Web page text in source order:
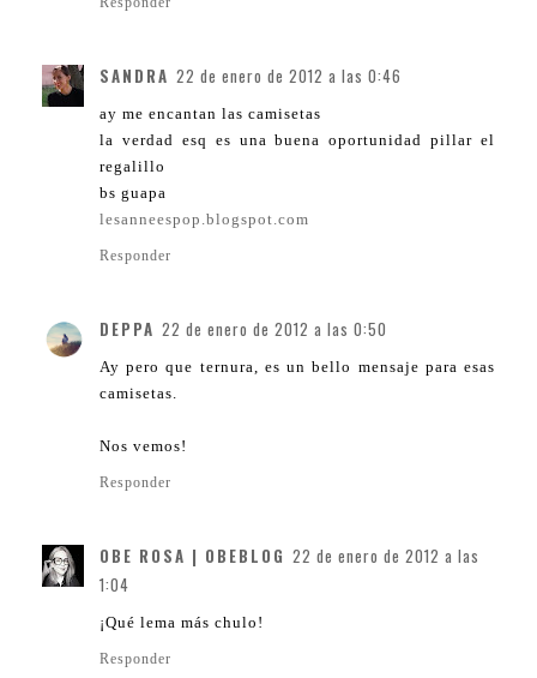
SANDRA 22 de enero de 2012 a las 0:46
ay me encantan las camisetas
la verdad esq es una buena oportunidad pillar el
regalillo
bs guapa
lesanneespop.blogspot.com
Responder
DEPPA 22 de enero de 2012 a las 0:50
Ay pero que ternura, es un bello mensaje para esas
camisetas.
Nos vemos!
Responder
OBE ROSA | OBEBLOG 22 de enero de 2012 a las
1:04
¡Qué lema más chulo!
Responder